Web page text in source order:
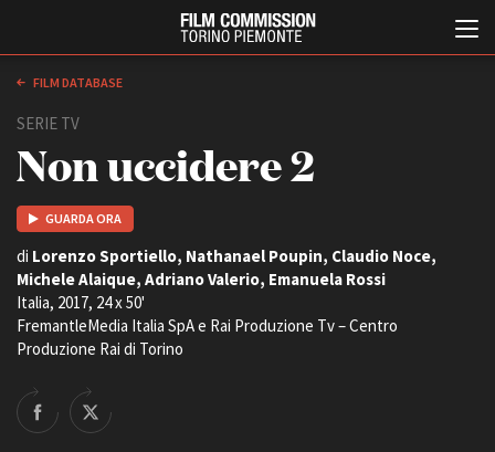
Italiano
ABOUT
Chi siamo
Storia della Fondazione
Contatti
FILM DATABASE
SERIE TV
Non uccidere 2
GUARDA ORA
di Lorenzo Sportiello, Nathanael Poupin, Claudio Noce,
Michele Alaique, Adriano Valerio, Emanuela Rossi
Italia, 2017, 24 x 50'
FremantleMedia Italia SpA e Rai Produzione Tv – Centro
Produzione Rai di Torino